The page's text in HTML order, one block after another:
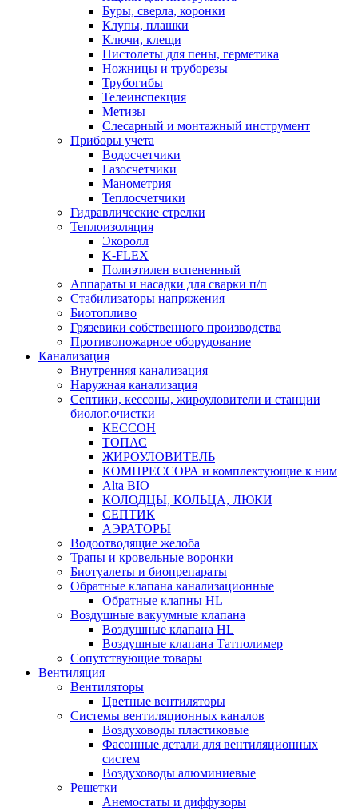
Буры, сверла, коронки
Клупы, плашки
Ключи, клещи
Пистолеты для пены, герметика
Ножницы и труборезы
Трубогибы
Телеинспекция
Метизы
Слесарный и монтажный инструмент
Приборы учета
Водосчетчики
Газосчетчики
Манометрия
Теплосчетчики
Гидравлические стрелки
Теплоизоляция
Экоролл
K-FLEX
Полиэтилен вспененный
Аппараты и насадки для сварки п/п
Стабилизаторы напряжения
Биотопливо
Грязевики собственного производства
Противопожарное оборудование
Канализация
Внутренняя канализация
Наружная канализация
Септики, кессоны, жироуловители и станции
биолог.очистки
КЕССОН
ТОПАС
ЖИРОУЛОВИТЕЛЬ
КОМПРЕССОРА и комплектующие к ним
Alta BIO
КОЛОДЦЫ, КОЛЬЦА, ЛЮКИ
СЕПТИК
АЭРАТОРЫ
Водоотводящие желоба
Трапы и кровельные воронки
Биотуалеты и биопрепараты
Обратные клапана канализационные
Обратные клапны HL
Воздушные вакуумные клапана
Воздушные клапана HL
Воздушные клапана Татполимер
Сопутствующие товары
Вентиляция
Вентиляторы
Цветные вентиляторы
Системы вентиляционных каналов
Воздуховоды пластиковые
Фасонные детали для вентиляционных
систем
Воздуховоды алюминиевые
Решетки
Анемостаты и диффузоры